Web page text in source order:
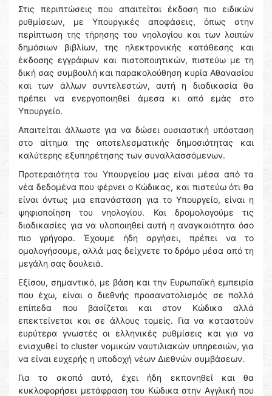
Στις περιπτώσεις που απαιτείται έκδοση πιο ειδικών
ρυθμίσεων, με Υπουργικές αποφάσεις, όπως στην
περίπτωση της τήρησης του νηολογίου και των λοιπών
δημόσιων βιβλίων, της ηλεκτρονικής κατάθεσης και
έκδοσης εγγράφων και πιστοποιητικών, πιστεύω με τη
δική σας συμβουλή και παρακολούθηση κυρία Αθανασίου
και των άλλων συντελεστών, αυτή η διαδικασία θα
πρέπει να ενεργοποιηθεί άμεσα κι από εμάς στο
Υπουργείο.
Απαιτείται άλλωστε για να δώσει ουσιαστική υπόσταση
στο αίτημα της αποτελεσματικής δημοσιότητας και
καλύτερης εξυπηρέτησης των συναλλασσόμενων.
Προτεραιότητα του Υπουργείου μας είναι μέσα από τα
νέα δεδομένα που φέρνει ο Κώδικας, και πιστεύω ότι θα
είναι όντως μια επανάσταση για το Υπουργείο, είναι η
ψηφιοποίηση του νηολογίου. Και δρομολογούμε τις
διαδικασίες για να υλοποιηθεί αυτή η αναγκαιότητα όσο
πιο γρήγορα. Έχουμε ήδη αργήσει, πρέπει να το
ομολογήσουμε, αλλά μας δείχνετε το δρόμο μέσα από τη
μεγάλη σας δουλειά.
Εξίσου, σημαντικό, με βάση και την Ευρωπαϊκή εμπειρία
που έχω, είναι ο διεθνής προσανατολισμός σε πολλά
επίπεδα που βασίζεται και στον Κώδικα αλλά
επεκτείνεται και σε άλλους τομείς. Για να καταστούν
ευρύτερα γνωστές οι ελληνικές ρυθμίσεις και για να
ενισχυθεί to cluster νομικών ναυτιλιακών υπηρεσιών, για
να είναι ευχερής η υποδοχή νέων Διεθνών συμβάσεων.
Για το σκοπό αυτό, έχει ήδη εκπονηθεί και θα
κυκλοφορήσει μετάφραση του Κώδικα στην Αγγλική που